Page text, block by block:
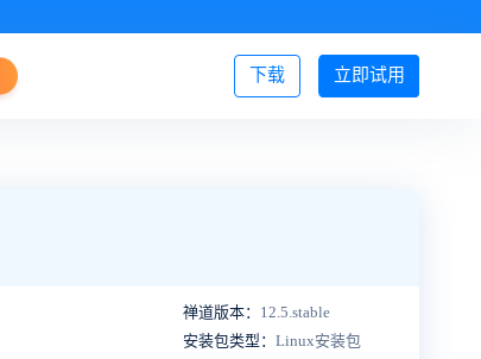
立即试用
下载 登录/注册
禅道版本： 12.5.stable
安装包类型： Linux安装包